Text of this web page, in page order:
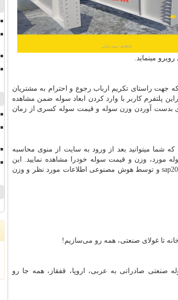
مینماید.
جهت راستای تکریم ارباب رجوع و احترام به مشتریان
پلتفرم کاربر با وارد کردن ابعاد سوله ضمن مشاهده
بدست آوردن وزن سوله و قیمت سوله کسری از زمان
میتوانید بعد از ورود به سایت از منوی محاسبه
مورد، وزن و قیمت سوله خودرا مشاهده نمایید. این
و توسط هوش مصنوعی اطلاعات مورد نظر و وزن
تا غولای صنعتی، همه رو می‌سازیم!
صادراتی به عربی، اروپا، قفقاز، همه جا رو